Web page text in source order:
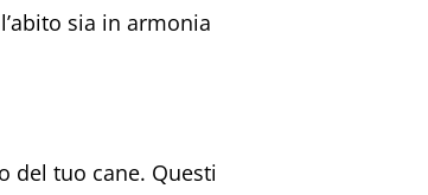
sia in armonia
del tuo cane. Questi